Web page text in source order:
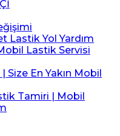
Lastik Yol Yardım
Lastik Servisi
Size En Yakın Mobil
Tamiri | Mobil